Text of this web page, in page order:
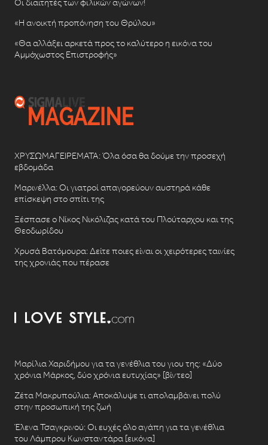
Οι διαιτητές των φιλικών αγώνων!
«Η ανοικτή προπόνηση του Θρύλου»
«Θα αλλάξει αρκετά προς το καλύτερο η εικόνα του
Αμμόχωστος Επιστροφής»
ΧΡΥΣΩΜΑΓΕΙΡΕΜΑΤΑ: Όλα όσα θα δούμε την προσεχή
εβδομάδα
Μαρινέλλα: Οι γιατροί απαγορεύουν αυστηρά κάθε
επίσκεψη στο σπίτι της
Ξέσπασε ο Νίκος Νικόλιζας κατά του Πλούταρχου και της
Θεοδωρίδου
Χρυσά Βατόμουρα: Δείτε ποιες είναι οι χειρότερες ταινίες
της χρονιάς που πέρασε
Μαρίλια Χαριδήμου για τα γενέθλια του γιου της: «Δύο
χρόνια Μάρκος, δύο χρόνια ευτυχίας» [βίντεο]
Ζέτα Μακρυπούλια: Αποκάλυψε τι απολαμβάνει πολύ
στην προσωπική της ζωή
Έλενα Τσαγκρινού: Οι ευχές όλο αγάπη για τα γενέθλια
του Λάμπρου Κωνσταντάρα [εικόνα]